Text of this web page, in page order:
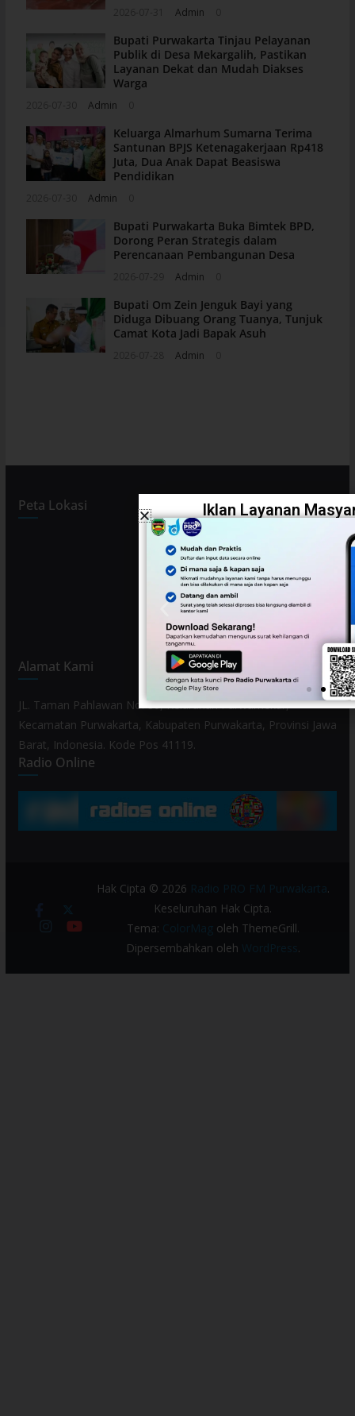
Admin
Bupati Purwakarta Tinjau Pelayanan
Publik di Desa Mekargalih, Pastikan
Layanan Dekat dan Mudah Diakses
Warga
Admin
Keluarga Almarhum Sumarna Terima
Santunan BPJS Ketenagakerjaan Rp418
Juta, Dua Anak Dapat Beasiswa
Pendidikan
Admin
Bupati Purwakarta Buka Bimtek BPD,
Dorong Peran Strategis dalam
Perencanaan Pembangunan Desa
Admin
Bupati Om Zein Jenguk Bayi yang
Diduga Dibuang Orang Tuanya, Tunjuk
Camat Kota Jadi Bapak Asuh
Admin
Peta Lokasi
Alamat Kami
JL. Taman Pahlawan No. 80, Kelurahan Purwamekar,
Kecamatan Purwakarta, Kabupaten Purwakarta, Provinsi Jawa
Barat, Indonesia. Kode Pos 41119.
Radio Online
Hak Cipta © 2026 Radio PRO FM Purwakarta.
Keseluruhan Hak Cipta.
Tema: ColorMagoleh ThemeGrill.
Dipersembahkan oleh WordPress .
Iklan Layanan